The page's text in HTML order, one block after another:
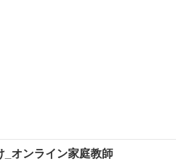
_オンライン家庭教師